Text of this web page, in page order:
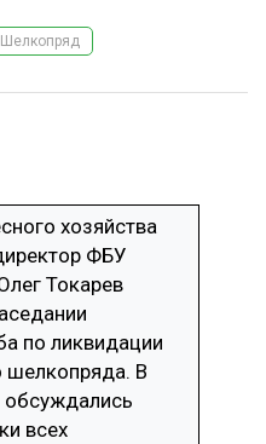
Шелкопряд
хозяйства
ФБУ
Токарев
по ликвидации
шелкопряда. В
всех